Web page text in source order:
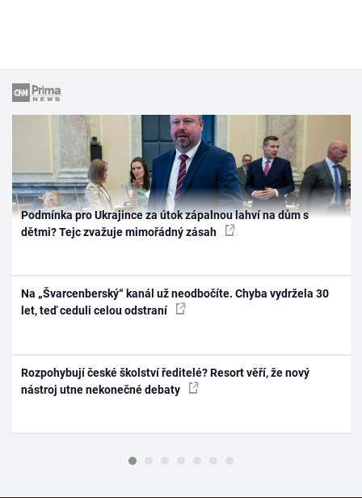
Podmínka pro Ukrajince za útok zápalnou lahví na dům s
dětmi? Tejc zvažuje mimořádný zásah
Na „Švarcenberský“ kanál už neodbočíte. Chyba vydržela 30
let, teď ceduli celou odstraní
Rozpohybují české školství ředitelé? Resort věří, že nový
nástroj utne nekonečné debaty